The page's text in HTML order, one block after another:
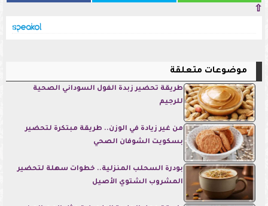
⇧
موضوعات متعلقة
طريقة تحضير زبدة الفول السوداني الصحية
للرجيم
من غير زيادة في الوزن.. طريقة مبتكرة لتحضير
بسكويت الشوفان الصحي
بودرة السحلب المنزلية.. خطوات سهلة لتحضير
المشروب الشتوي الأصيل